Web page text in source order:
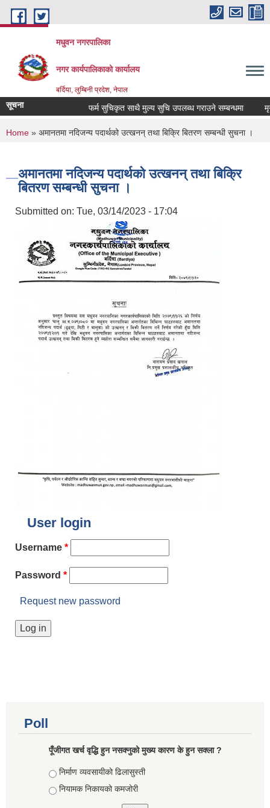
Skip to main content
मधुवन नगरपालिका
नगर कार्यपालिकाको कार्यालय
बर्दिया, लुम्बिनी प्रदेश, नेपाल
सूचना फर्म सुचिकृत साथै मुल्य सुचि उपलब्ध गराउने सम्बन्धमा
You are here
Home » अमानतमा नदिजन्य पदार्थको उत्खनन् तथा बिक्रि बितरण सम्बन्धी सुचना ।
अमानतमा नदिजन्य पदार्थको उत्खनन् तथा बिक्रि
बितरण सम्बन्धी सुचना ।
Submitted on: Tue, 03/14/2023 - 17:04
User login
Username *
Password *
Request new password
Poll
पूँजीगत खर्च वृद्धि हुन नसक्नुको मुख्य कारण के हुन सक्ला ?
Choices
निर्माण व्यवसायीको ढिलासुस्ती
नियामक निकायको कमजोरी